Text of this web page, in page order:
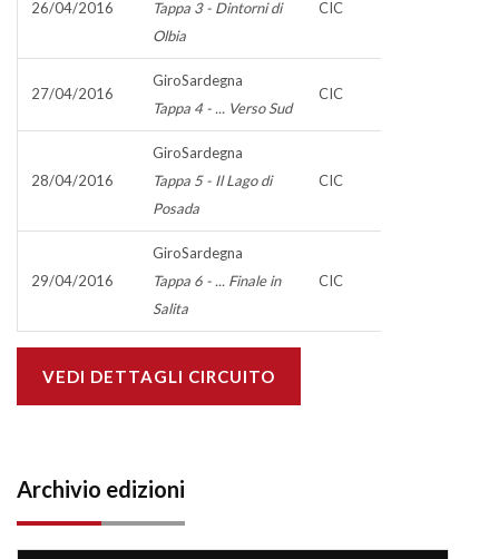
26/04/2016
Tappa 3 - Dintorni di
Olbia
CIC
27/04/2016
GiroSardegna
Tappa 4 - ... Verso Sud
CIC
28/04/2016
GiroSardegna
Tappa 5 - Il Lago di
Posada
CIC
29/04/2016
GiroSardegna
Tappa 6 - ... Finale in
Salita
CIC
VEDI DETTAGLI CIRCUITO
Archivio edizioni